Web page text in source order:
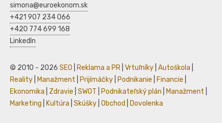
simona@euroekonom.sk
+421 907 234 066
+420 774 699 168
LinkedIn
© 2010 - 2026 SEO Reklama a PR Vrtuľníky Autoškola
Reality
Manažment Prijímáčky Podnikanie Financie
Ekonomika
Zdravie SWOT Podnikateľský plán Manažment
Marketing
Kultúra Skúšky Obchod Dovolenka